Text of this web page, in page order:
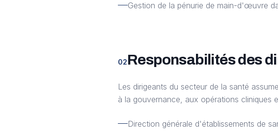
Gestion de la pénurie de main-d'œuvre
02Responsabilités des
Les dirigeants du secteur de la santé
à la gouvernance, aux opérations cliniques
Direction générale d'établissements de